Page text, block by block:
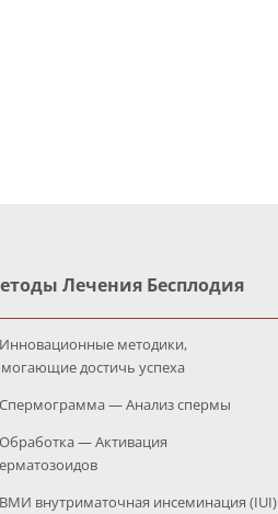
Лечения Бесплодия
Инновационные методики,
достичь успеха
Спермограмма — Анализ спермы
Обработка — Активация
ВМИ внутриматочная инсеминация (IUI)